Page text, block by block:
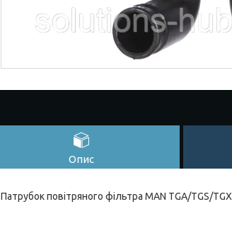
Опис
Патрубок повітряного фільтра MAN TGA/TGS/TGX